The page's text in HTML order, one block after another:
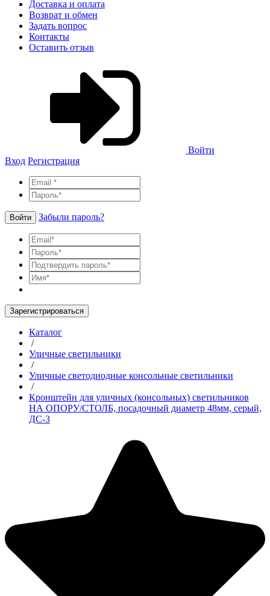
Доставка и оплата
Возврат и обмен
Задать вопрос
Контакты
Оставить отзыв
Войти
Вход Регистрация
Войти Забыли пароль?
Зарегистрироваться
Каталог
/
Уличные светильники
/
Уличные светодиодные консольные светильники
/
Кронштейн для уличных (консольных) светильников
НА ОПОРУ/СТОЛБ, посадочный диаметр 48мм, серый,
ДС-3